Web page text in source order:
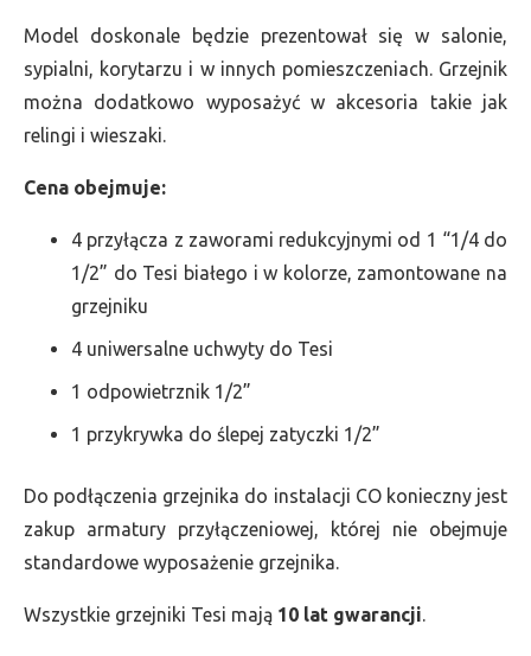
Model doskonale będzie prezentował się w salonie,
sypialni, korytarzu i w innych pomieszczeniach. Grzejnik
można dodatkowo wyposażyć w akcesoria takie jak
relingi i wieszaki.
Cena obejmuje:
4 przyłącza z zaworami redukcyjnymi od 1 “1/4 do
1/2” do Tesi białego i w kolorze, zamontowane na
grzejniku
4 uniwersalne uchwyty do Tesi
1 odpowietrznik 1/2”
1 przykrywka do ślepej zatyczki 1/2”
Do podłączenia grzejnika do instalacji CO konieczny jest
zakup armatury przyłączeniowej, której nie obejmuje
standardowe wyposażenie grzejnika.
Wszystkie grzejniki Tesi mają 10 lat gwarancji.